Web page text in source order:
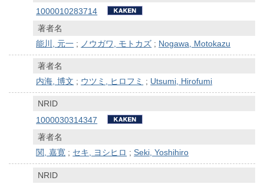
1000010283714
著者名
能川, 元一 ; ノウガワ, モトカズ ; Nogawa, Motokazu
著者名
内海, 博文 ; ウツミ, ヒロフミ ; Utsumi, Hirofumi
NRID
1000030314347
著者名
関, 嘉寛 ; セキ, ヨシヒロ ;Seki, Yoshihiro
NRID